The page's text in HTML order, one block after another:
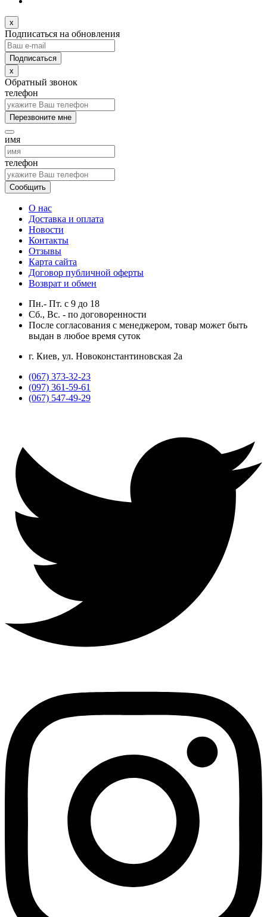
x
Подписаться на обновления
x
Обратный звонок
телефон
Перезвоните мне
имя
телефон
Сообщить
О нас
Доставка и оплата
Новости
Контакты
Отзывы
Карта сайта
Договор публичной оферты
Возврат и обмен
Пн.- Пт. с 9 до 18
Сб., Вс. - по договоренности
После согласования с менеджером, товар может быть
выдан в любое время суток
г. Киев, ул. Новоконстантиновская 2а
(067) 373-32-23
(097) 361-59-61
(067) 547-49-29